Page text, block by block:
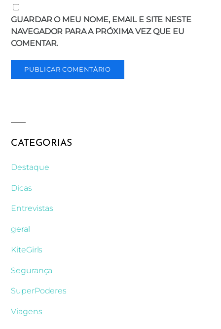
GUARDAR O MEU NOME, EMAIL E SITE NESTE
NAVEGADOR PARA A PRÓXIMA VEZ QUE EU
COMENTAR.
CATEGORIAS
Destaque
Dicas
Entrevistas
geral
KiteGirls
Segurança
SuperPoderes
Viagens